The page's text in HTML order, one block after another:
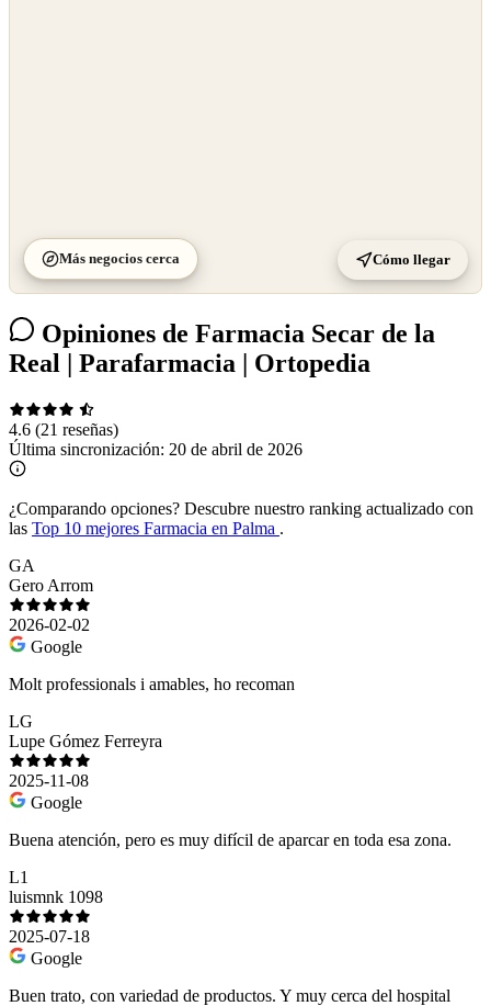
Más negocios cerca Cómo llegar
Opiniones de Farmacia Secar de la
Real | Parafarmacia | Ortopedia
4.6 (21 reseñas)
Última sincronización: 20 de abril de 2026
¿Comparando opciones? Descubre nuestro ranking actualizado con
las Top 10 mejores Farmacia en Palma .
GA
Gero Arrom
2026-02-02
Google
Molt professionals i amables, ho recoman
LG
Lupe Gómez Ferreyra
2025-11-08
Google
Buena atención, pero es muy difícil de aparcar en toda esa zona.
L1
luismnk 1098
2025-07-18
Google
Buen trato, con variedad de productos. Y muy cerca del hospital